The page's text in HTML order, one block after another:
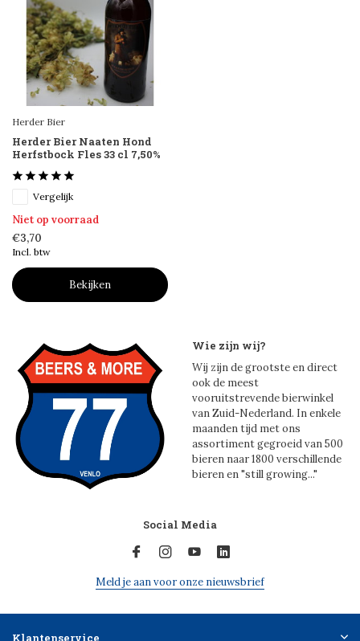
Herder Bier
Herder Bier Naaten Hond
Herfstbock Fles 33 cl 7,50%
Vergelijk
Niet op voorraad
€3,70
Incl. btw
Bekijken
Wie zijn wij?
Wij zijn de grootste en direct
ook de meest
vooruitstrevende bierwinkel
van Zuid-Nederland. In enkele
maanden tijd met ons
assortiment gegroeid van 500
bieren naar 1800 verschillende
bieren en "still growing..."
Social Media
Meld je aan voor onze nieuwsbrief
Klantenservice